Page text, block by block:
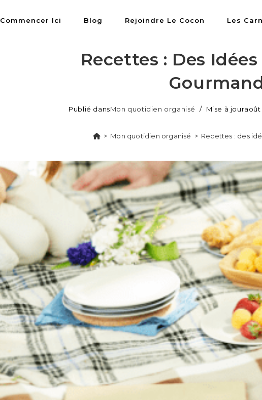
RECHERCHE
Commencer Ici Blog Rejoindre Le Cocon Les
Recettes : Des
Publié dansMon quotidien organisé Mise à jouraoût
> Mon quotidien organisé > Recettes : des